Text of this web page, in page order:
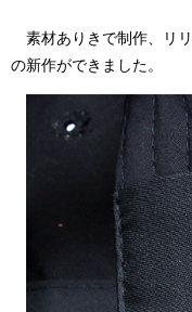
素材ありきで制作、リ
の新作ができました。